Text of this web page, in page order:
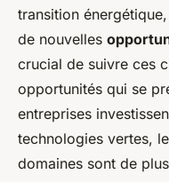
transition
de nouvelles
crucial de suivre ces
opportunités qui se
entreprises
technologies vertes,
domaines sont de